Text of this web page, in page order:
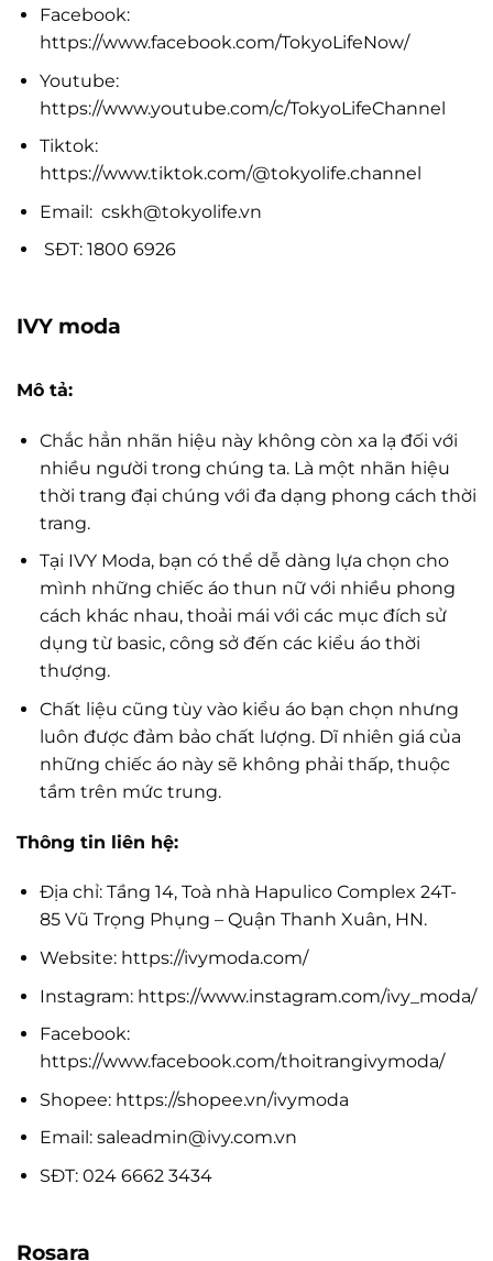
Facebook:
https://www.facebook.com/TokyoLifeNow/
Youtube:
https://www.youtube.com/c/TokyoLifeChannel
Tiktok:
https://www.tiktok.com/@tokyolife.channel
Email: cskh@tokyolife.vn
SĐT: 1800 6926
IVY moda
Mô tả:
Chắc hẳn nhãn hiệu này không còn xa lạ đối với
nhiều người trong chúng ta. Là một nhãn hiệu
thời trang đại chúng với đa dạng phong cách thời
trang.
Tại IVY Moda, bạn có thể dễ dàng lựa chọn cho
mình những chiếc áo thun nữ với nhiều phong
cách khác nhau, thoải mái với các mục đích sử
dụng từ basic, công sở đến các kiểu áo thời
thượng.
Chất liệu cũng tùy vào kiểu áo bạn chọn nhưng
luôn được đảm bảo chất lượng. Dĩ nhiên giá của
những chiếc áo này sẽ không phải thấp, thuộc
tầm trên mức trung.
Thông tin liên hệ:
Địa chỉ: Tầng 14, Toà nhà Hapulico Complex 24T-
85 Vũ Trọng Phụng – Quận Thanh Xuân, HN.
Website: https://ivymoda.com/
Instagram: https://www.instagram.com/ivy_moda/
Facebook:
https://www.facebook.com/thoitrangivymoda/
Shopee: https://shopee.vn/ivymoda
Email: saleadmin@ivy.com.vn
SĐT: 024 6662 3434
Rosara